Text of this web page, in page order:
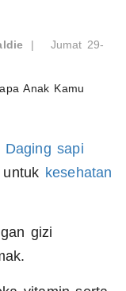
|
Jumat 29-
Daging sapi
kesehatan
gizi